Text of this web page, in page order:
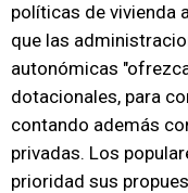
políticas de vivienda
que las
autonómicas
dotacionales, para
contando además
privadas. Los
prioridad sus